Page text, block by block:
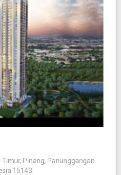
Pinang, Panunggangan
15143